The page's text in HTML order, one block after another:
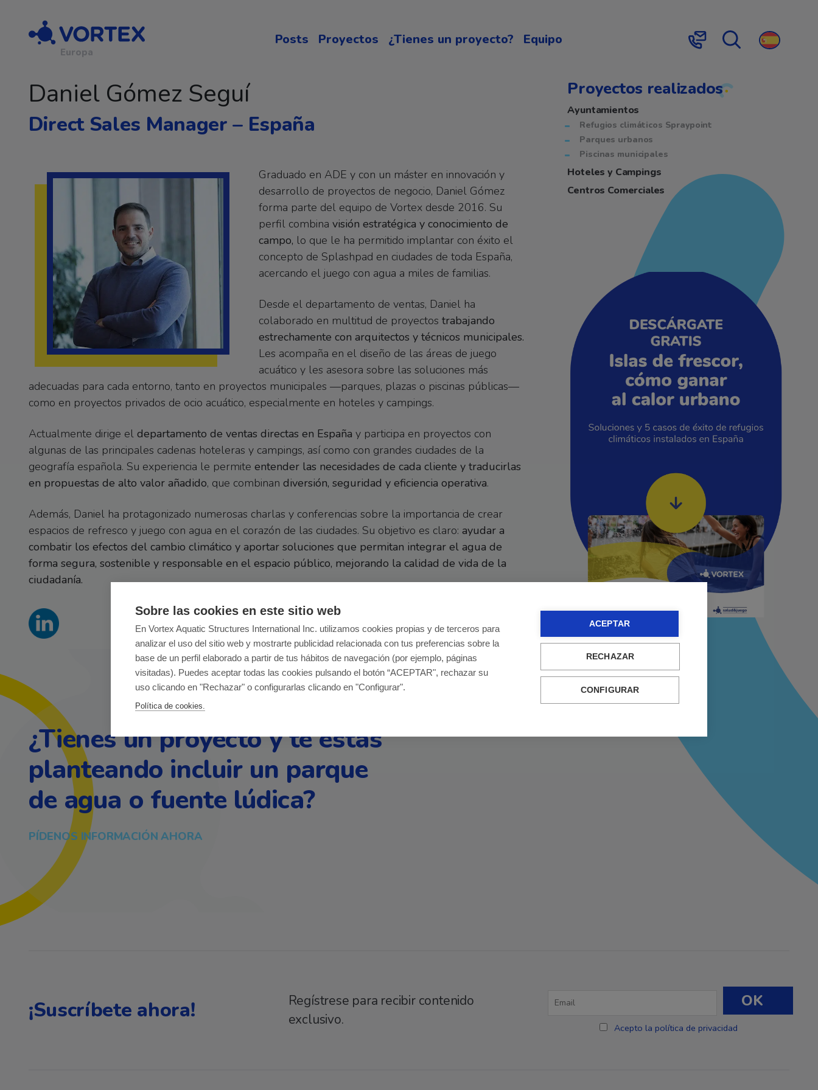
Navegación principal
Europa
Posts Proyectos ¿Tienes un proyecto? Equipo
Contacto Búsqueda
Daniel Gómez Seguí
Direct Sales Manager – España
Graduado en ADE y con un máster en innovación y
desarrollo de proyectos de negocio, Daniel Gómez
forma parte del equipo de Vortex desde 2016. Su
perfil combina visión estratégica y conocimiento de
campo, lo que le ha permitido implantar con éxito el
concepto de Splashpad en ciudades de toda España,
acercando el juego con agua a miles de familias.
Desde el departamento de ventas, Daniel ha
colaborado en multitud de proyectos trabajando
estrechamente con arquitectos y técnicos municipales.
Les acompaña en el diseño de las áreas de juego
acuático y les asesora sobre las soluciones más
adecuadas para cada entorno, tanto en proyectos municipales —parques, plazas o piscinas públicas—
como en proyectos privados de ocio acuático, especialmente en hoteles y campings.
Actualmente dirige el departamento de ventas directas en España y participa en proyectos con
algunas de las principales cadenas hoteleras y campings, así como con grandes ciudades de la
geografía española. Su experiencia le permite entender las necesidades de cada cliente y traducirlas
en propuestas de alto valor añadido, que combinan diversión, seguridad y eficiencia operativa.
Además, Daniel ha protagonizado numerosas charlas y conferencias sobre la importancia de crear
espacios de refresco y juego con agua en el corazón de las ciudades. Su objetivo es claro: ayudar a
combatir los efectos del cambio climático y aportar soluciones que permitan integrar el agua de
forma segura, sostenible y responsable en el espacio público, mejorando la calidad de vida de la
ciudadanía.
Proyectos realizados
Ayuntamientos
Refugios climáticos Spraypoint
Parques urbanos
Piscinas municipales
Hoteles y Campings
Centros Comerciales
¿Tienes un proyecto y te estás
planteando incluir un parque
de agua o fuente lúdica?
PÍDENOS INFORMACIÓN AHORA
¡Suscríbete ahora!
Regístrese para recibir contenido
exclusivo.
Acepto la política de privacidad
Sobre las cookies en este sitio web
En Vortex Aquatic Structures International Inc. utilizamos cookies propias y de terceros para
analizar el uso del sitio web y mostrarte publicidad relacionada con tus preferencias sobre la
base de un perfil elaborado a partir de tus hábitos de navegación (por ejemplo, páginas
visitadas). Puedes aceptar todas las cookies pulsando el botón “ACEPTAR", rechazar su
uso clicando en "Rechazar" o configurarlas clicando en "Configurar".
Política de cookies.
ACEPTAR
RECHAZAR
CONFIGURAR